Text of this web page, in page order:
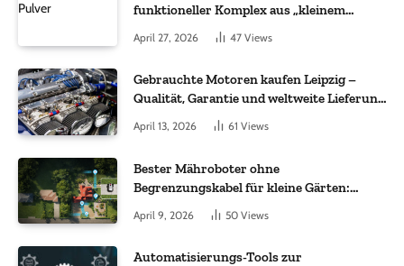
funktioneller Komplex aus „kleinem
Molekül + Metall“
April 27, 2026 47 Views
Gebrauchte Motoren kaufen Leipzig –
Qualität, Garantie und weltweite Lieferung
April 13, 2026 61 Views
Bester Mähroboter ohne
Begrenzungskabel für kleine Gärten:
Worauf es bei 200 bis 500 m² wirklich
ankommt
April 9, 2026 50 Views
Automatisierungs-Tools zur